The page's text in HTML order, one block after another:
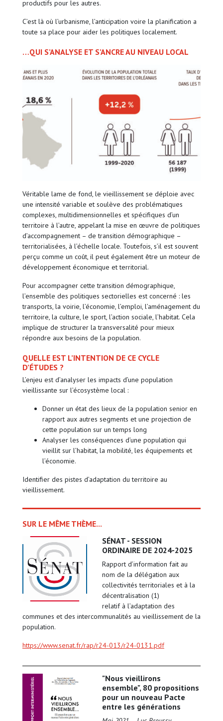
productifs pour les autres.
C’est là où l’urbanisme, l’anticipation voire la planification a
toute sa place pour aider les politiques localement.
…QUI S’ANALYSE ET S’ANCRE AU NIVEAU LOCAL
Véritable lame de fond, le vieillissement se déploie avec
une intensité variable et soulève des problématiques
complexes, multidimensionnelles et spécifiques d’un
territoire à l’autre, appelant la mise en œuvre de politiques
d’accompagnement – de transition démographique –
territorialisées, à l’échelle locale. Toutefois, s’il est souvent
perçu comme un coût, il peut également être un moteur de
développement économique et territorial.
Pour accompagner cette transition démographique,
l’ensemble des politiques sectorielles est concerné : les
transports, la voirie, l’économie, l’em­ploi, l’aménagement du
territoire, la culture, le sport, l’action sociale, l’habitat. Cela
implique de structurer la transversalité pour mieux
répondre aux besoins de la population.
QUELLE EST L’INTENTION DE CE CYCLE
D’ÉTUDES ?
L’enjeu est d’analyser les impacts d’une population
vieillissante sur l’écosystème local :
Donner un état des lieux de la population senior en
rapport aux autres segments et une projection de
cette population sur un temps long
Analyser les conséquences d’une population qui
vieillit sur l’habitat, la mobilité, les équipements et
l’économie.
Identifier des pistes d’adaptation du territoire au
vieillissement.
SUR LE MÊME THÈME...
SÉNAT - SESSION
ORDINAIRE DE 2024-2025
Rapport d’information fait au
nom de la délégation aux
collectivités territoriales et à la
décentralisation (1)
relatif à l’adaptation des
communes et des intercommunalités au vieillissement de la
population.
https://www.senat.fr/rap/r24-013/r24-0131.pdf
"Nous vieillirons
ensemble", 80 propositions
pour un nouveau Pacte
entre les générations